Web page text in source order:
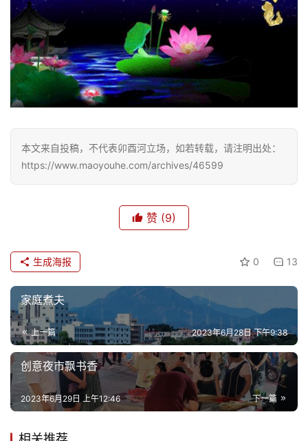
首
页
文
本文来自投稿，不代表卯酉河立场，如若转载，请注明出处：
https://www.maoyouhe.com/archives/46599
赞 (9)
0 13
生成海报
家庭煮夫
上一篇 2023年6月28日 下午9:38
创意夜市飘书香
下一篇
2023年6月29日 上午12:46